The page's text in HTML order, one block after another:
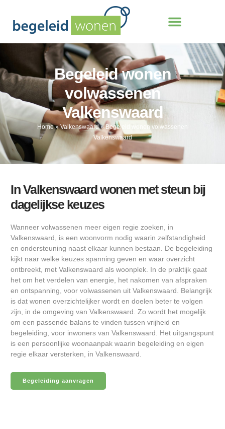
Begeleid wonen
volwassenen
Valkenswaard
Home»Valkenswaard»Begeleid wonen volwassenen
Valkenswaard
In Valkenswaard wonen met steun bij
dagelijkse keuzes
Wanneer volwassenen meer eigen regie zoeken, in
Valkenswaard, is een woonvorm nodig waarin zelfstandigheid
en ondersteuning naast elkaar kunnen bestaan. De begeleiding
kijkt naar welke keuzes spanning geven en waar overzicht
ontbreekt, met Valkenswaard als woonplek. In de praktijk gaat
het om het verdelen van energie, het nakomen van afspraken
en ontspanning, voor volwassenen uit Valkenswaard. Belangrijk
is dat wonen overzichtelijker wordt en doelen beter te volgen
zijn, in de omgeving van Valkenswaard. Zo wordt het mogelijk
om een passende balans te vinden tussen vrijheid en
begeleiding, voor inwoners van Valkenswaard. Het uitgangspunt
is een persoonlijke woonaanpak waarin begeleiding en eigen
regie elkaar versterken, in Valkenswaard.
Begeleiding aanvragen